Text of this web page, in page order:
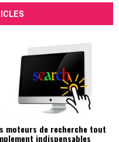
moteurs de recherche tout
indispensables